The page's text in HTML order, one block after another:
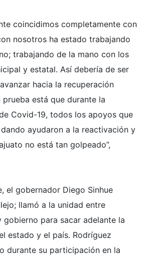
coincidimos completamente con
nosotros ha estado trabajando
trabajando de la mano con los
y estatal. Así debería de ser
hacia la recuperación
está que durante la
Covid-19, todos los apoyos que
ayudaron a la reactivación y
no está tan golpeado”,
el gobernador Diego Sinhue
llamó a la unidad entre
gobierno para sacar adelante la
estado y el país. Rodríguez
durante su participación en la